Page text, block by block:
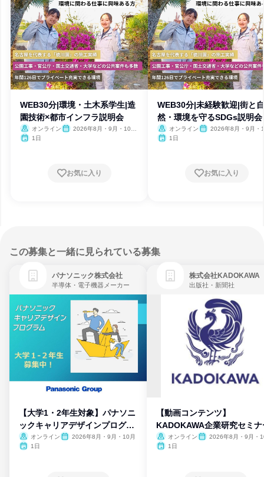
WEB30分|環境・土木系学生|造
園技術×都市インフラ説明会
オンライン
2026年8月・9月・10
1日
お気に入り
WEB30分|未経験歓迎|街と自
然・環境を守るSDGs説明会
オンライン
2026年8月・9月・
1日
お気に入り
この募集と一緒に見られている募集
パナソニック株式会社
半導体・電子機器メーカー
【大学1・2年生対象】パナソニ
ックキャリアデザインプログラ
ム
オンライン
2026年8月・9月・10月
1日
株式会社KADOKAWA
出版社・新聞社
【動画コンテンツ】
KADOKAWA企業研究セミナ
オンライン
2026年8月・9月・
1日